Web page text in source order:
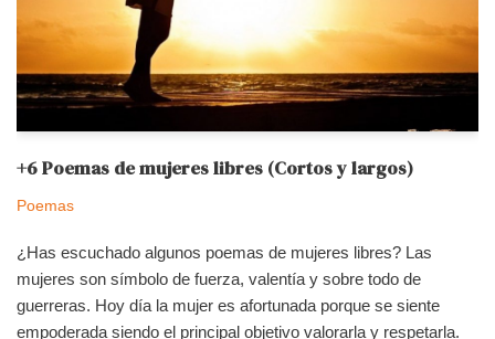
+6 Poemas de mujeres libres (Cortos y largos)
Poemas
¿Has escuchado algunos poemas de mujeres libres? Las
mujeres son símbolo de fuerza, valentía y sobre todo de
guerreras. Hoy día la mujer es afortunada porque se siente
empoderada siendo el principal objetivo valorarla y respetarla.